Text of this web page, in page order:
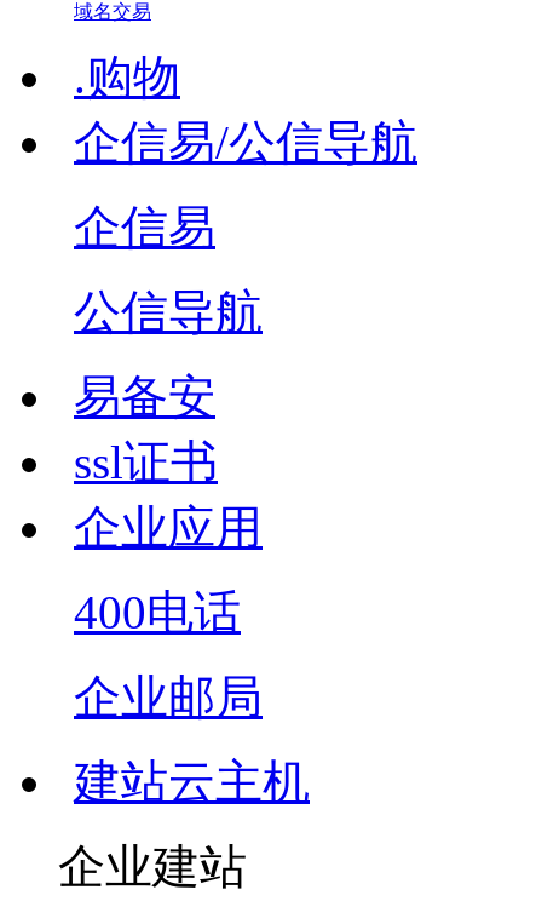
域名交易
.购物
企信易/公信导航
企信易
公信导航
易备安
ssl证书
企业应用
400电话
企业邮局
建站云主机
企业建站